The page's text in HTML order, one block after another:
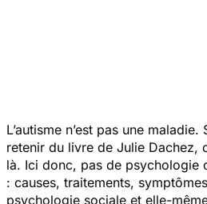
L’autisme n’est pas une maladie.
retenir du livre de Julie Dachez,
là. Ici donc, pas de psychologie
: causes, traitements,
psychologie sociale et elle-